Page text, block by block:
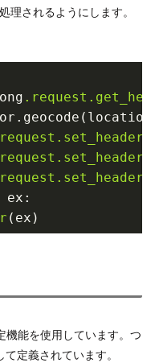
理されるようにします。
.request
.set_header
.set_header
.set_header
ex:
機能を使用しています。つ
定義されています。